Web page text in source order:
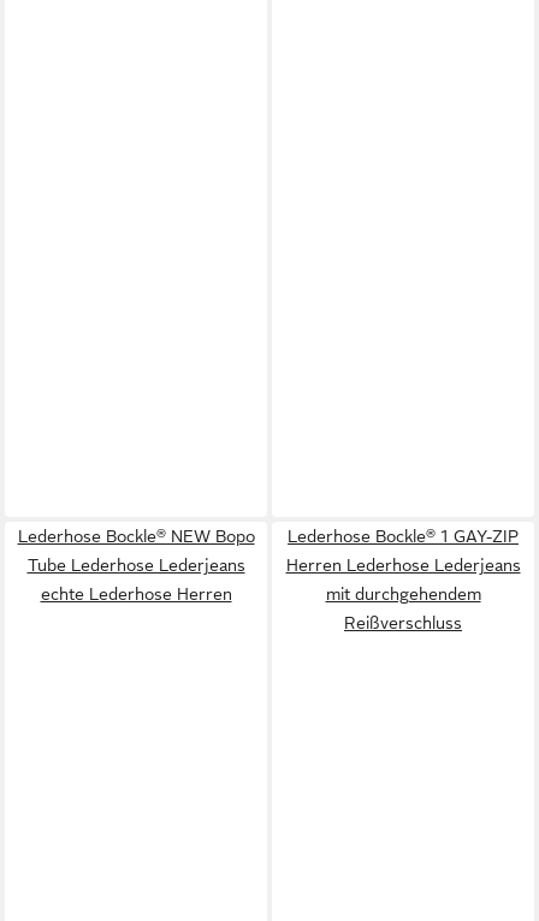
Lederhose Bockle® NEW Bopo
Tube Lederhose Lederjeans
echte Lederhose Herren
Lederhose Bockle® 1 GAY-ZIP
Herren Lederhose Lederjeans
mit durchgehendem
Reißverschluss